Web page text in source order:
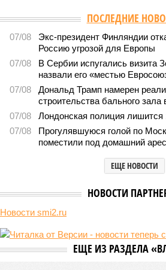
Версия //Конфликт // В нескольких
«Сказочного леса» пайщики ЖК «Станция
компании Capital Group начала реальной
В нескольких станциях от уже
леса» пайщики ЖК «Станция Л»
компании Capital Group начала
«Станция ожидания»
«Станция Л» продолжают ждать от
реальной достройки (изображение
Пока в Ярославском районе СВАО